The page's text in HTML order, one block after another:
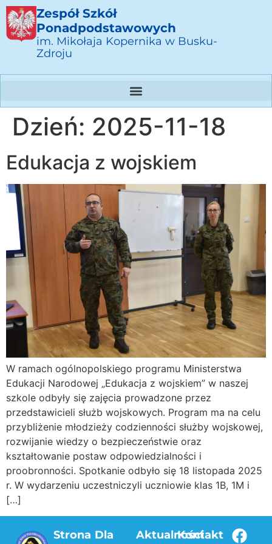
Zespół Szkół
Ponadpodstawowych
im. Mikołaja Kopernika w Busku-
Zdroju
Dzień: 2025-11-18
Edukacja z wojskiem
W ramach ogólnopolskiego programu Ministerstwa
Edukacji Narodowej „Edukacja z wojskiem” w naszej
szkole odbyły się zajęcia prowadzone przez
przedstawicieli służb wojskowych. Program ma na celu
przybliżenie młodzieży codzienności służby wojskowej,
rozwijanie wiedzy o bezpieczeństwie oraz
kształtowanie postaw odpowiedzialności i
proobronności. Spotkanie odbyło się 18 listopada 2025
r. W wydarzeniu uczestniczyli uczniowie klas 1B, 1M i
[…]
Strona Dla
Aktualności
Kontakt